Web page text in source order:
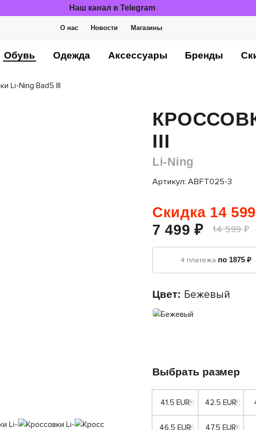
Наш канал в Telegram
О нас Новости Магазины
Обувь Одежда Аксессуары Бренды
Li-Ning Bad5 III
III
Li-Ning
Артикул: ABFT025-3
Скидка 14
7 499 ₽
14 599 ₽
4 платежа по 1875 ₽
Цвет: Бежевый
Выбрать размер
41.5 EUR 42.5 EUR
46.5 EUR 47.5 EUR